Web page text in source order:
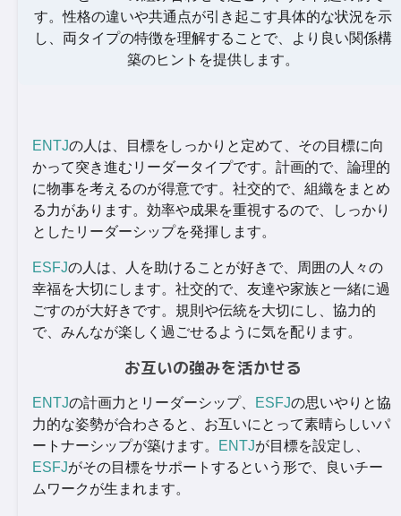
す。性格の違いや共通点が引き起こす具体的な状況を示
し、両タイプの特徴を理解することで、より良い関係構
築のヒントを提供します。
ENTJの人は、目標をしっかりと定めて、その目標に向
かって突き進むリーダータイプです。計画的で、論理的
に物事を考えるのが得意です。社交的で、組織をまとめ
る力があります。効率や成果を重視するので、しっかり
としたリーダーシップを発揮します。
ESFJの人は、人を助けることが好きで、周囲の人々の
幸福を大切にします。社交的で、友達や家族と一緒に過
ごすのが大好きです。規則や伝統を大切にし、協力的
で、みんなが楽しく過ごせるように気を配ります。
お互いの強みを活かせる
ENTJの計画力とリーダーシップ、 ESFJの思いやりと協
力的な姿勢が合わさると、お互いにとって素晴らしいパ
ートナーシップが築けます。
ENTJが目標を設定し、
ESFJがその目標をサポートするという形で、良いチー
ムワークが生まれます。